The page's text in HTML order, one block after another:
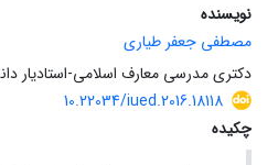
نویسنده
مصطفی جعفر طیاری
دکتری مدرسی معارف اسلامی-استادیار
10.22034/iued.2016.18118
چکیده